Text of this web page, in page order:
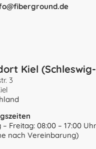
Kiel
3
– Freitag: 08:00 – 17:00 Uhr
nach Vereinbarung)